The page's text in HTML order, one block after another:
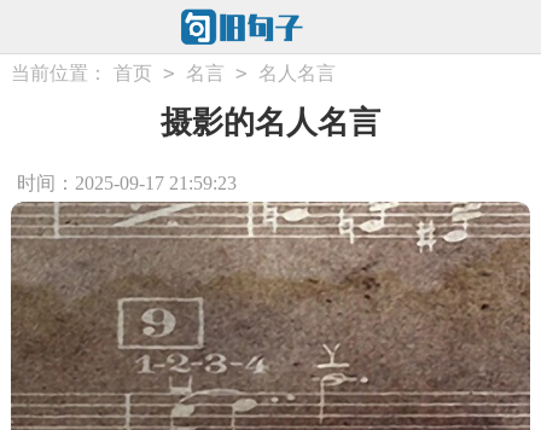
当前位置： 首页 > 名言 > 名人名言
摄影的名人名言
时间：2025-09-17 21:59:23